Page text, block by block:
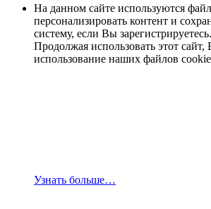
На данном сайте используются
персонализировать контент и
систему, если Вы зарегистрируетесь.
Продолжая использовать этот сайт,
использование наших файлов
Узнать больше…